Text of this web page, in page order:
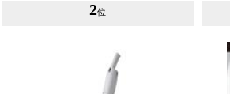
2位